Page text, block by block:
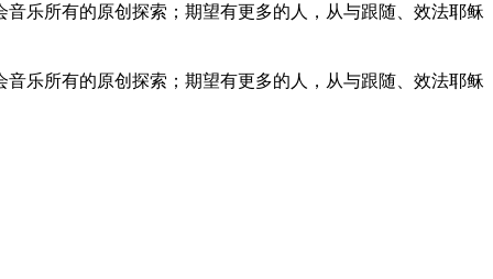
乐所有的原创探索；期望有更多的人，从与跟随、效法耶稣
乐所有的原创探索；期望有更多的人，从与跟随、效法耶稣